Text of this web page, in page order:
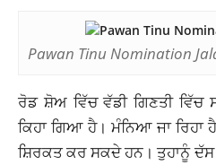
Pawan Tinu Nomination
ਰੋਡ ਸ਼ੋਅ ਵਿੱਚ ਵੱਡੀ ਗਿਣਤੀ
ਕਿਹਾ ਗਿਆ ਹੈ। ਮੰਨਿਆ ਜਾ ਰਿਹਾ
ਸ਼ਿਰਕਤ ਕਰ ਸਕਦੇ ਹਨ। ਤੁਹਾਨੂੰ